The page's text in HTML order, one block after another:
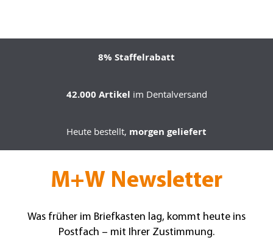
8% Staffelrabatt
42.000 Artikel im Dentalversand
Heute bestellt, morgen geliefert
M+W Newsletter
Was früher im Briefkasten lag, kommt heute ins
Postfach – mit Ihrer Zustimmung.